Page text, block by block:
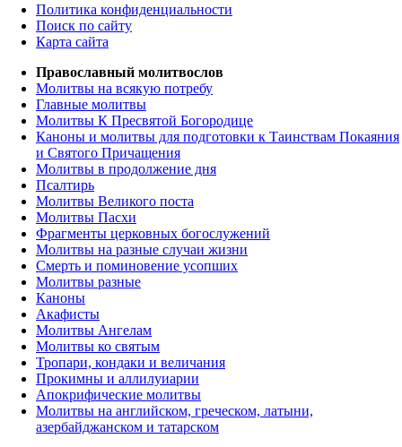
Политика конфиденциальности
Поиск по сайту
Карта сайта
Православный молитвослов
Молитвы на всякую потребу
Главные молитвы
Молитвы К Пресвятой Богородице
Каноны и молитвы для подготовки к Таинствам Покаяния
и Святого Причащения
Молитвы в продолжение дня
Псалтирь
Молитвы Великого поста
Молитвы Пасхи
Фрагменты церковных богослужений
Молитвы на разные случаи жизни
Смерть и поминовение усопших
Молитвы разные
Каноны
Акафисты
Молитвы Ангелам
Молитвы ко святым
Тропари, кондаки и величания
Прокимны и аллилуиарии
Апокрифические молитвы
Молитвы на английском, греческом, латыни,
азербайджанском и татарском